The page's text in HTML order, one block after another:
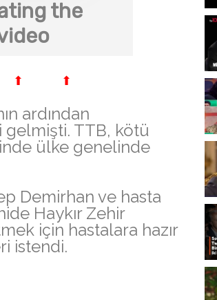
⬆ ⬆ ⬆ ⬆
ardından
TTB, kötü
ülke genelinde
Demirhan ve hasta
Haykır Zehir
için hastalara hazır
istendi.